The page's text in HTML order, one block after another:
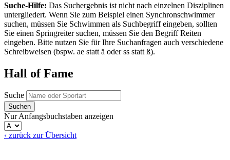
Suche-Hilfe: Das Suchergebnis ist nicht nach einzelnen Disziplinen
untergliedert. Wenn Sie zum Beispiel einen Synchronschwimmer
suchen, müssen Sie Schwimmen als Suchbegriff eingeben, sollten
Sie einen Springreiter suchen, müssen Sie den Begriff Reiten
eingeben. Bitte nutzen Sie für Ihre Suchanfragen auch verschiedene
Schreibweisen (bspw. ae statt ä oder ss statt ß).
Hall of Fame
Suche
Nur Anfangsbuchstaben anzeigen
‹ zurück zur Übersicht